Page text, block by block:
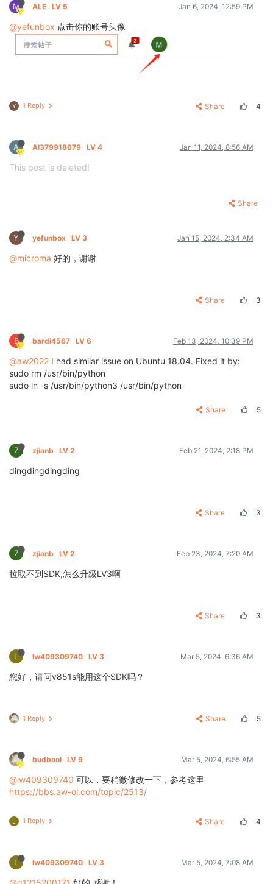
M ALE LV 5 Jan 6, 2024, 12:59 PM
@yefunbox 点击你的账号头像
Y 1 Reply Share 4
A AI379918679 LV 4 Jan 11, 2024, 8:56 AM
This post is deleted!
Share
Y yefunbox LV 3 Jan 15, 2024, 2:34 AM
@microma 好的，谢谢
Share 3
B bardi4567 LV 6 Feb 13, 2024, 10:39 PM
@aw2022 I had similar issue on Ubuntu 18.04. Fixed it by:
sudo rm /usr/bin/python
sudo ln -s /usr/bin/python3 /usr/bin/python
Share 5
Z zjianb LV 2 Feb 21, 2024, 2:18 PM
dingdingdingding
Share 3
Z zjianb LV 2 Feb 23, 2024, 7:20 AM
拉取不到SDK,怎么升级LV3啊
Share 3
L lw409309740 LV 3 Mar 5, 2024, 6:36 AM
您好，请问v851s能用这个SDK吗？
1 Reply Share 5
budbool LV 9 Mar 5, 2024, 6:55 AM
@lw409309740 可以，要稍微修改一下，参考这里
https://bbs.aw-ol.com/topic/2513/
L 1 Reply Share 4
L lw409309740 LV 3 Mar 5, 2024, 7:08 AM